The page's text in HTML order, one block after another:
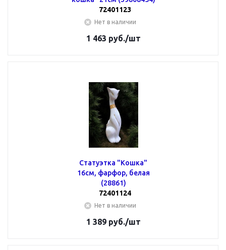
72401123
Нет в наличии
1 463 руб./шт
Статуэтка "Кошка"
16см, фарфор, белая
(28861)
72401124
Нет в наличии
1 389руб./шт